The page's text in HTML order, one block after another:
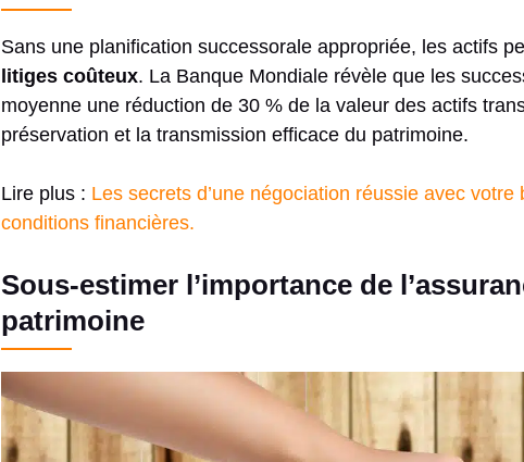
Sans une planification successorale appropriée, les actifs
litiges coûteux. La Banque Mondiale révèle que les
moyenne une réduction de 30 % de la valeur des actifs
préservation et la transmission efficace du patrimoine.
Lire plus : Les secrets d’une négociation réussie avec
conditions financières.
Sous-estimer l’importance de
patrimoine